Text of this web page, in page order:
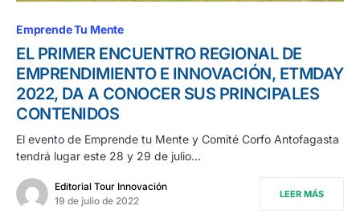
Emprende Tu Mente
EL PRIMER ENCUENTRO REGIONAL DE
EMPRENDIMIENTO E INNOVACIÓN, ETMDAY
2022, DA A CONOCER SUS PRINCIPALES
CONTENIDOS
El evento de Emprende tu Mente y Comité Corfo Antofagasta
tendrá lugar este 28 y 29 de julio…
Editorial Tour Innovación
19 de julio de 2022
LEER MÁS